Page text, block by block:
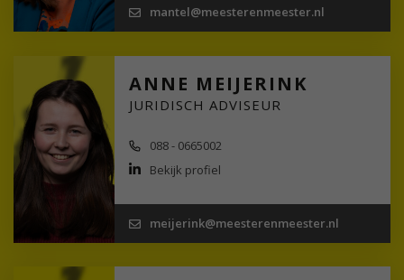
mantel@meesterenmeester.nl
ANNE MEIJERINK
JURIDISCH ADVISEUR
088 - 0665002
Bekijk profiel
meijerink@meesterenmeester.nl